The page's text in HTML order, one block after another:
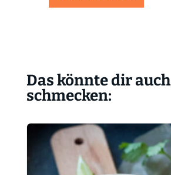
Das könnte dir auch
schmecken: